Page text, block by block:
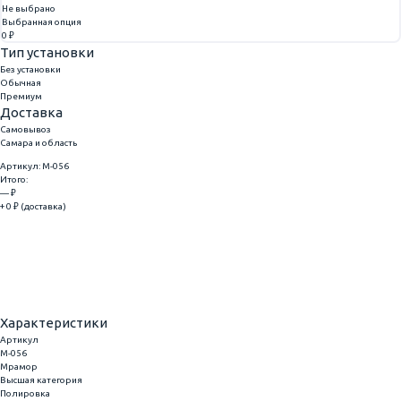
Не выбрано
Выбранная опция
0 ₽
Тип установки
Без установки
Обычная
Премиум
Доставка
Самовывоз
Самара и область
Артикул: M-056
Итого:
— ₽
+ 0 ₽ (доставка)
Характеристики
Артикул
M-056
Мрамор
Высшая категория
Полировка